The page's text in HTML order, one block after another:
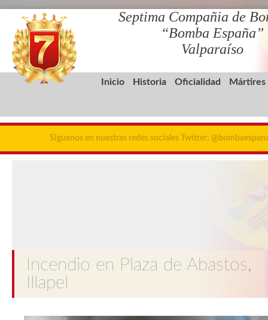
Septima Compañia de
“Bomba España”
Valparaíso
Inicio Historia Oficialidad Mártires
Siguenos en nuestras redes sociales Twitter:
Incendio en Plaza de Abastos,
Illapel